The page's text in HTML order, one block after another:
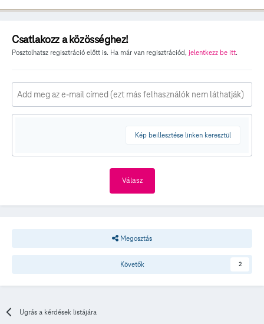
Csatlakozz a közösséghez!
Posztolhatsz regisztráció előtt is. Ha már van regisztrációd, jelentkezz be itt.
Kép beillesztése linken keresztül
Válasz
Megosztás
Követők 2
Ugrás a kérdések listájára